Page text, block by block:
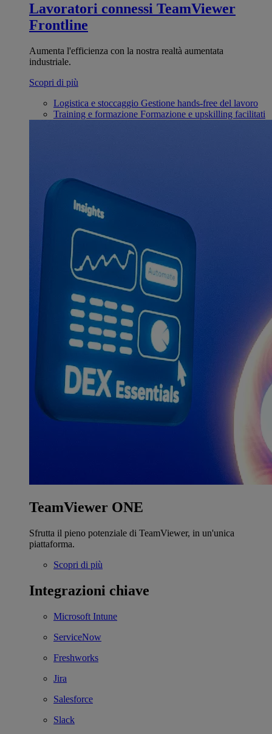
Lavoratori connessi TeamViewer
Frontline
Aumenta l'efficienza con la nostra realtà aumentata
industriale.
Scopri di più
Logistica e stoccaggio Gestione hands-free del lavoro
Training e formazione Formazione e upskilling facilitati
TeamViewer ONE
Sfrutta il pieno potenziale di TeamViewer, in un'unica
piattaforma.
Scopri di più
Integrazioni chiave
Microsoft Intune
ServiceNow
Freshworks
Jira
Salesforce
Slack